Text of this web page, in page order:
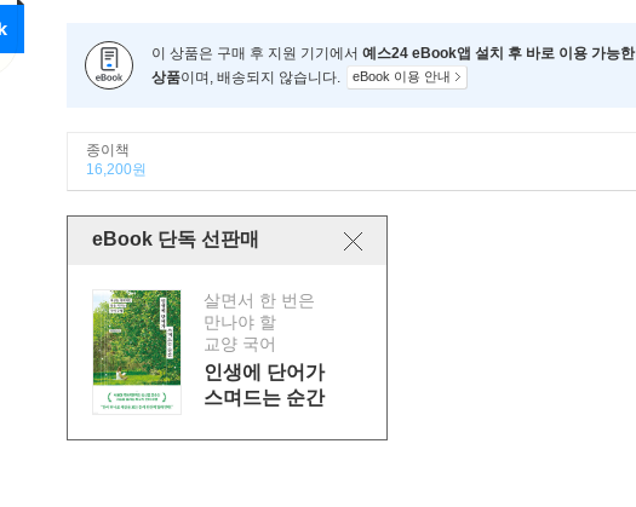
이 상품은 구매 후 지원 기기에서 예스24 eBook앱 설치 후 바로 이용 가능한
상품이며, 배송되지 않습니다. eBook 이용 안내
종이책
16,200원
eBook 단독 선판매
살면서 한 번은
만나야 할
교양 국어
인생에 단어가
스며드는 순간